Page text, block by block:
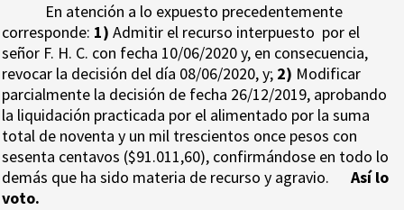
En atención a lo expuesto precedentemente
corresponde: 1) Admitir el recurso interpuesto por el
señor F. H. C. con fecha 10/06/2020 y, en consecuencia,
revocar la decisión del día 08/06/2020, y; 2) Modificar
parcialmente la decisión de fecha 26/12/2019, aprobando
la liquidación practicada por el alimentado por la suma
total de noventa y un mil trescientos once pesos con
sesenta centavos ($91.011,60), confirmándose en todo lo
demás que ha sido materia de recurso y agravio. Así lo
voto.